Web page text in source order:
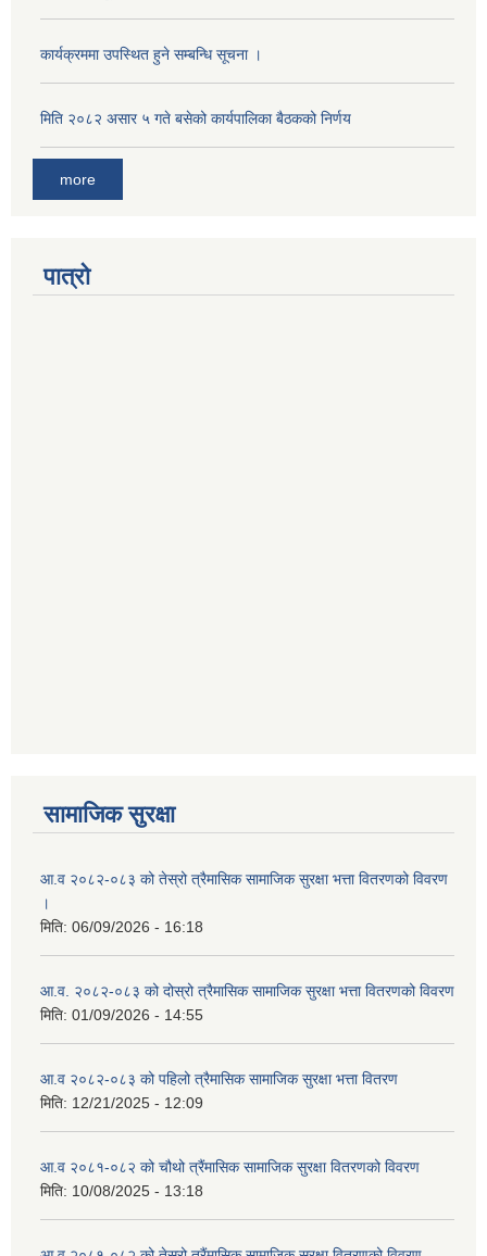
कार्यक्रममा उपस्थित हुने सम्बन्धि सूचना ।
मिति २०८२ असार ५ गते बसेको कार्यपालिका बैठकको निर्णय
more
पात्रो
सामाजिक सुरक्षा
आ.व २०८२-०८३ को तेस्रो त्रैमासिक सामाजिक सुरक्षा भत्ता वितरणको विवरण
।
मिति: 06/09/2026 - 16:18
आ.व. २०८२-०८३ को दोस्रो त्रैमासिक सामाजिक सुरक्षा भत्ता वितरणको विवरण
मिति: 01/09/2026 - 14:55
आ.व २०८२-०८३ को पहिलो त्रैमासिक सामाजिक सुरक्षा भत्ता वितरण
मिति: 12/21/2025 - 12:09
आ.व २०८१-०८२ को चौथो त्रैंमासिक सामाजिक सुरक्षा वितरणको विवरण
मिति: 10/08/2025 - 13:18